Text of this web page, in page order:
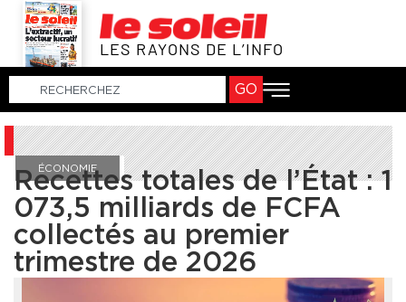
LES RAYONS DE L’INFO
GO
ÉCONOMIE
Recettes totales de l’État : 1
073,5 milliards de FCFA
collectés au premier
trimestre de 2026